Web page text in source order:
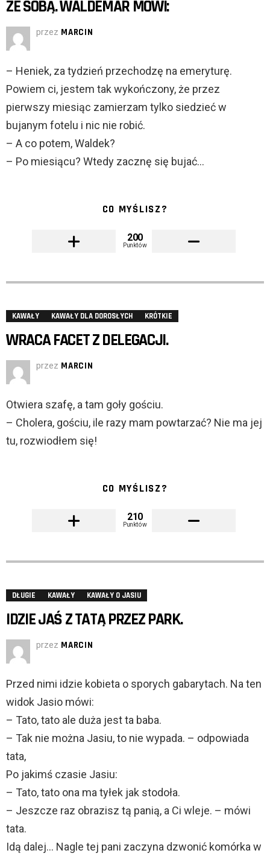
ZE SOBĄ. WALDEMAR MÓWI:
przez MARCIN
– Heniek, za tydzień przechodzę na emeryturę.
Powiem ci, jestem tak wykończony, że przez
pierwszy miesiąc zamierzam tylko siedzieć w
bujanym fotelu i nic nie robić.
– A co potem, Waldek?
– Po miesiącu? Wtedy zacznę się bujać…
CO MYŚLISZ?
200
Punktów
KAWAŁY KAWAŁY DLA DOROSŁYCH KRÓTKIE
WRACA FACET Z DELEGACJI.
przez MARCIN
Otwiera szafę, a tam goły gościu.
– Cholera, gościu, ile razy mam powtarzać? Nie ma jej
tu, rozwiodłem się!
CO MYŚLISZ?
210
Punktów
DŁUGIE KAWAŁY KAWAŁY O JASIU
IDZIE JAŚ Z TATĄ PRZEZ PARK.
przez MARCIN
Przed nimi idzie kobieta o sporych gabarytach. Na ten
widok Jasio mówi:
– Tato, tato ale duża jest ta baba.
– Tak nie można Jasiu, to nie wypada. – odpowiada
tata,
Po jakimś czasie Jasiu:
– Tato, tato ona ma tyłek jak stodoła.
– Jeszcze raz obrazisz tą panią, a Ci wleje. – mówi
tata.
Idą dalej… Nagle tej pani zaczyna dzwonić komórka w